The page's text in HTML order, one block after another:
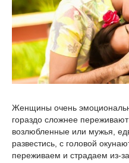
Женщины очень
гораздо сложнее
возлюбленные или мужья,
развестись, с головой
переживаем и страдаем из-